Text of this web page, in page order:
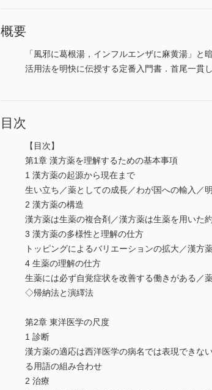
概要
「風邪に葛根湯，インフルエンザに麻黄湯」
活用法を明快に伝授する定番入門書．首尾一貫
目次
【目次】
第1章 漢方薬を理解するための基本事項
1 漢方薬の起源から現在まで
生い立ち／薬としての成長／わが国への輸入／
2 漢方薬の構造
漢方薬は生薬の複合剤／漢方薬は生薬を用いた
3 漢方薬の多様性と理解の仕方
トッピングによるバリエーションの拡大／漢方
4 生薬の理解の仕方
生薬には必ず自覚症状を改善する働きがある／
◇帰納法と演繹法
第2章 東洋医学の尺度
1 診断
漢方薬の適応は西洋医学の病名では表現できな
る用語の組み合わせ
2 治療